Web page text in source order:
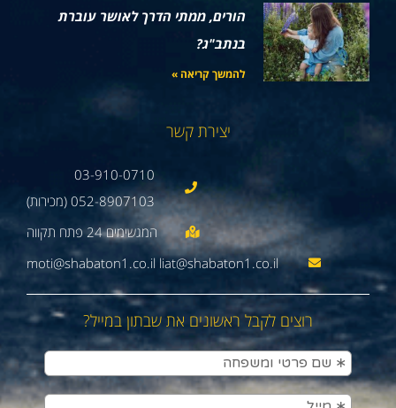
הורים, ממתי הדרך לאושר עוברת
בנתב"ג?
להמשך קריאה »
יצירת קשר
03-910-0710
052-8907103 (מכירות)
moti@shabaton1.co.il liat@shabaton1.co.il
רוצים לקבל ראשונים את שבתון במייל?